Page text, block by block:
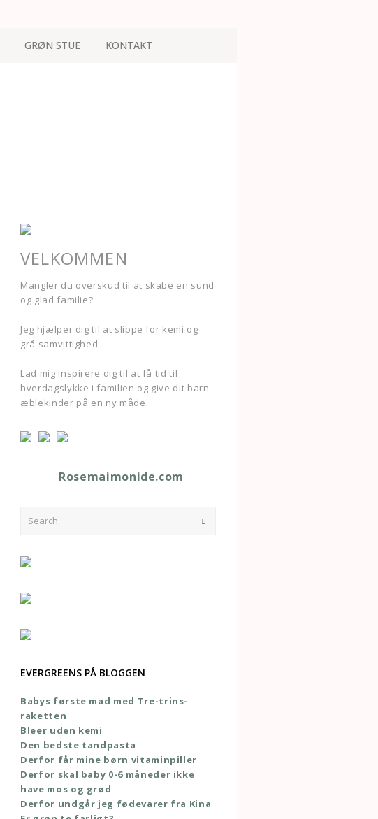
GRØN STUE KONTAKT
VELKOMMEN
Mangler du overskud til at skabe en sund
og glad familie?
Jeg hjælper dig til at slippe for kemi og
grå samvittighed.
Lad mig inspirere dig til at få tid til
hverdagslykke i familien og give dit barn
æblekinder på en ny måde.
Rosemaimonide.com
EVERGREENS PÅ BLOGGEN
Babys første mad med Tre-trins-
raketten
Bleer uden kemi
Den bedste tandpasta
Derfor får mine børn vitaminpiller
Derfor skal baby 0-6 måneder ikke
have mos og grød
Derfor undgår jeg fødevarer fra Kina